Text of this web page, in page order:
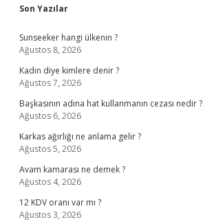
Sidebar
Son Yazılar
Sunseeker hangi ülkenin ?
Ağustos 8, 2026
Kadın diye kimlere denir ?
Ağustos 7, 2026
Başkasının adına hat kullanmanın cezası nedir ?
Ağustos 6, 2026
Karkas ağırlığı ne anlama gelir ?
Ağustos 5, 2026
Avam kamarası ne demek ?
Ağustos 4, 2026
12 KDV oranı var mı ?
Ağustos 3, 2026